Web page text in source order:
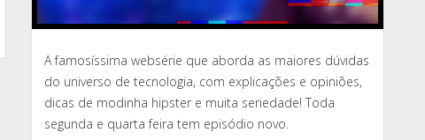
A famosíssima websérie que aborda as maiores dúvidas
do universo de tecnologia, com explicações e opiniões,
dicas de modinha hipster e muita seriedade! Toda
segunda e quarta feira tem episódio novo.